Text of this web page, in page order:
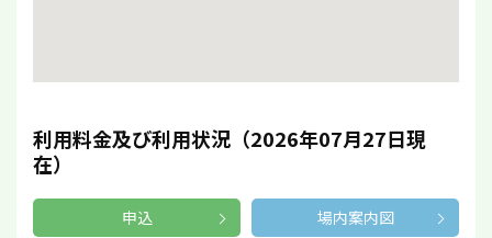
利用料金及び利用状況（2026年07月27日現
在）
申込 場内案内図